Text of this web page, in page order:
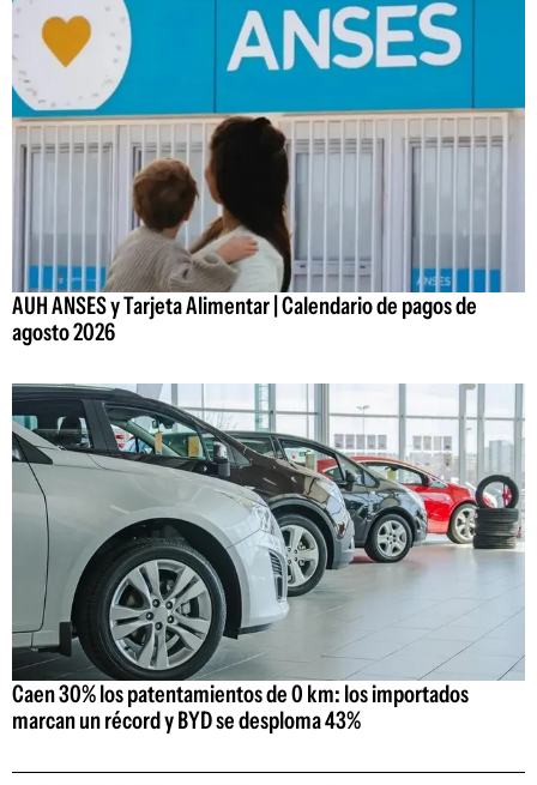
AUH ANSES y Tarjeta Alimentar | Calendario de pagos de
agosto 2026
Caen 30% los patentamientos de 0 km: los importados
marcan un récord y BYD se desploma 43%